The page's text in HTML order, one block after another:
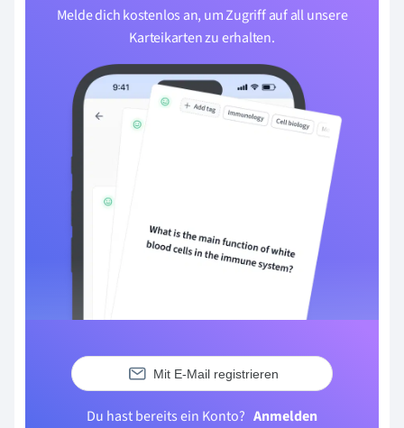
Melde dich kostenlos an, um Zugriff auf all unsere
Karteikarten zu erhalten.
Mit E-Mail registrieren
Du hast bereits ein Konto? Anmelden